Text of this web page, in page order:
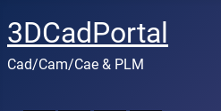
3DCadPortal
Cad/Cam/Cae & PLM